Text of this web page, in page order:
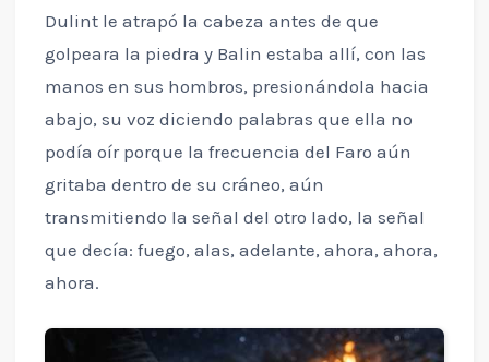
Dulint le atrapó la cabeza antes de que
golpeara la piedra y Balin estaba allí, con las
manos en sus hombros, presionándola hacia
abajo, su voz diciendo palabras que ella no
podía oír porque la frecuencia del Faro aún
gritaba dentro de su cráneo, aún
transmitiendo la señal del otro lado, la señal
que decía: fuego, alas, adelante, ahora, ahora,
ahora.